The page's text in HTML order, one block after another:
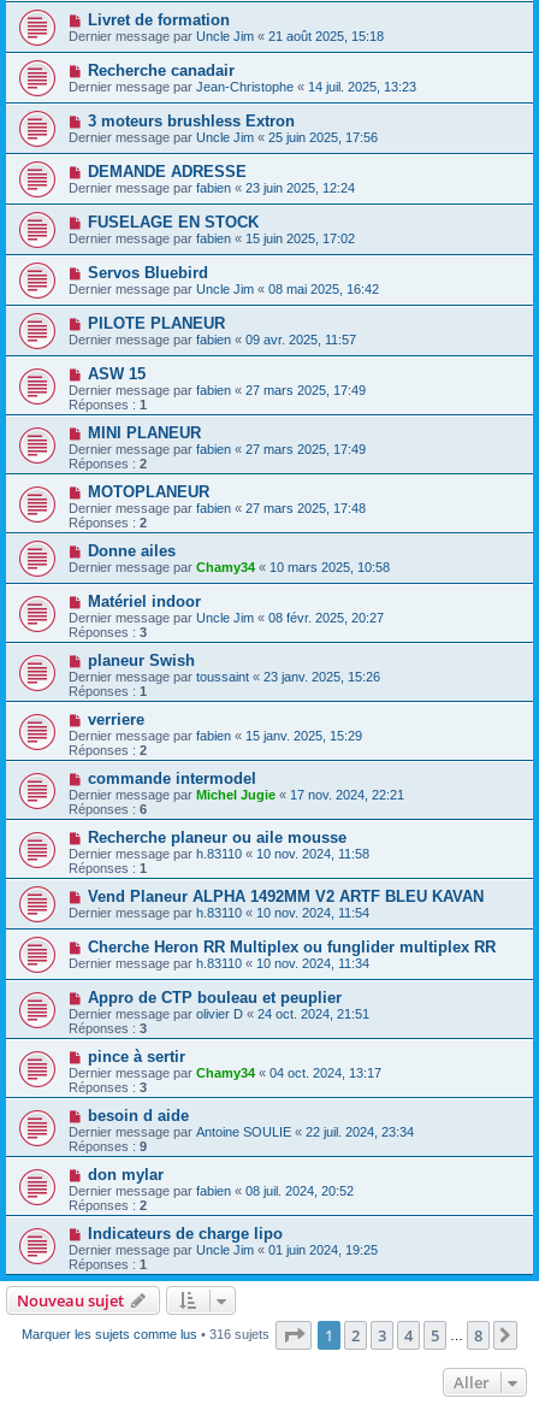
Livret de formation
Dernier message par Uncle Jim « 21 août 2025, 15:18
Recherche canadair
Dernier message par Jean-Christophe « 14 juil. 2025, 13:23
3 moteurs brushless Extron
Dernier message par Uncle Jim « 25 juin 2025, 17:56
DEMANDE ADRESSE
Dernier message par fabien « 23 juin 2025, 12:24
FUSELAGE EN STOCK
Dernier message par fabien « 15 juin 2025, 17:02
Servos Bluebird
Dernier message par Uncle Jim « 08 mai 2025, 16:42
PILOTE PLANEUR
Dernier message par fabien « 09 avr. 2025, 11:57
ASW 15
Dernier message par fabien « 27 mars 2025, 17:49
Réponses : 1
MINI PLANEUR
Dernier message par fabien « 27 mars 2025, 17:49
Réponses : 2
MOTOPLANEUR
Dernier message par fabien « 27 mars 2025, 17:48
Réponses : 2
Donne ailes
Dernier message par Chamy34 « 10 mars 2025, 10:58
Matériel indoor
Dernier message par Uncle Jim « 08 févr. 2025, 20:27
Réponses : 3
planeur Swish
Dernier message par toussaint « 23 janv. 2025, 15:26
Réponses : 1
verriere
Dernier message par fabien « 15 janv. 2025, 15:29
Réponses : 2
commande intermodel
Dernier message par Michel Jugie « 17 nov. 2024, 22:21
Réponses : 6
Recherche planeur ou aile mousse
Dernier message par h.83110 « 10 nov. 2024, 11:58
Réponses : 1
Vend Planeur ALPHA 1492MM V2 ARTF BLEU KAVAN
Dernier message par h.83110 « 10 nov. 2024, 11:54
Cherche Heron RR Multiplex ou funglider multiplex RR
Dernier message par h.83110 « 10 nov. 2024, 11:34
Appro de CTP bouleau et peuplier
Dernier message par olivier D « 24 oct. 2024, 21:51
Réponses : 3
pince à sertir
Dernier message par Chamy34 « 04 oct. 2024, 13:17
Réponses : 3
besoin d aide
Dernier message par Antoine SOULIE « 22 juil. 2024, 23:34
Réponses : 9
don mylar
Dernier message par fabien « 08 juil. 2024, 20:52
Réponses : 2
Indicateurs de charge lipo
Dernier message par Uncle Jim « 01 juin 2024, 19:25
Réponses : 1
Nouveau sujet
Marquer les sujets comme lus • 316 sujets Page 1sur8
1 2 3 4 5 8
Aller